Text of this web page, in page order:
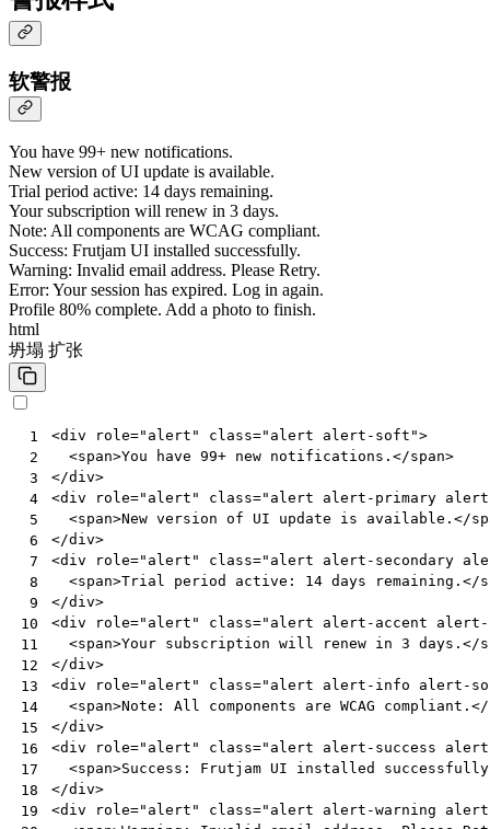
软警报
You have 99+ new notifications.
New version of UI update is available.
Trial period active: 14 days remaining.
Your subscription will renew in 3 days.
Note: All components are WCAG compliant.
Success: Frutjam UI installed successfully.
Warning: Invalid email address. Please Retry.
Error: Your session has expired. Log in again.
Profile 80% complete. Add a photo to finish.
html
坍塌 扩张
1
2
3
4
5
6
7
8
9
10
11
12
13
14
15
16
17
18
19
<div role="alert" class="alert alert-soft">
<span>You have 99+ new notifications. </span>
</div>
<div role="alert" class="alert alert-primary
<span>New version of UI update is available. </
</div>
<div role="alert" class="alert alert-secondary
<span>Trial period active: 14 days remaining. </
</div>
<div role="alert" class="alert alert-accent
<span>Your subscription will renew in 3 days. </
</div>
<div role="alert" class="alert alert-info alert-
<span>Note: All components are WCAG compliant. </
</div>
<div role="alert" class="alert alert-success
<span>Success: Frutjam UI installed
</div>
<div role="alert" class="alert alert-warning